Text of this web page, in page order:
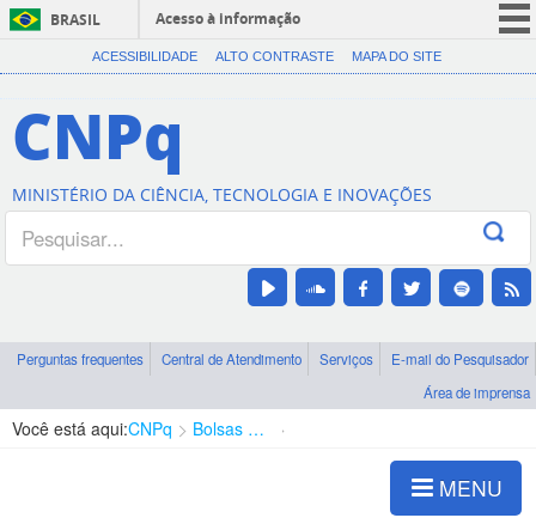
BRASIL
Acesso à informação
CORONAVÍRUS (COVID-19)
Canais
ACESSIBILIDADE ALTO CONTRASTE MAPA DO SITE
CNPq
MINISTÉRIO DA CIÊNCIA, TECNOLOGIA E INOVAÇÕES
Perguntas frequentes Central de Atendimento Serviços
E-mail do Pesquisador
Área de imprensa
Você está aqui:CNPq Bolsas e Auxílios Vigentes
MENU